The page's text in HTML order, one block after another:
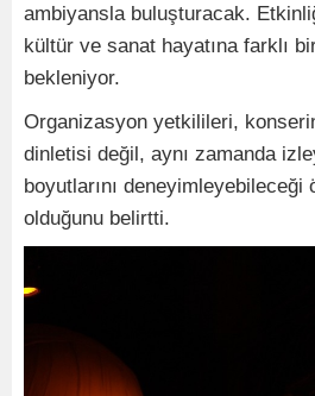
ambiyansla buluşturacak.
kültür ve sanat hayatına farklı
bekleniyor.
Organizasyon yetkilileri,
dinletisi değil, aynı zamanda
boyutlarını
olduğunu belirtti.